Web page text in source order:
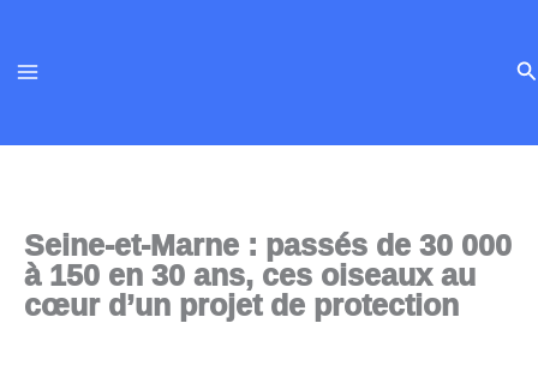
contenu
Seine-et-Marne : passés de 30 000
à 150 en 30 ans, ces oiseaux au
cœur d’un projet de protection